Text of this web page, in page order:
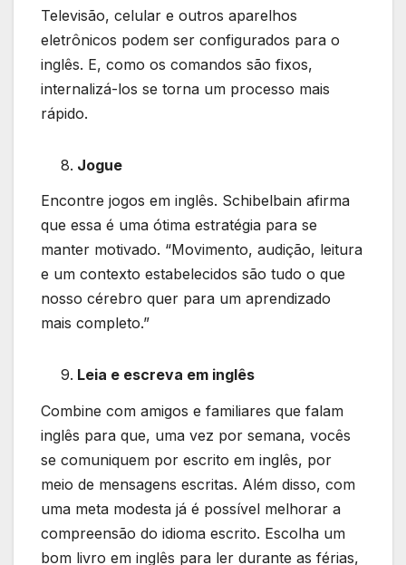
Televisão, celular e outros aparelhos
eletrônicos podem ser configurados para o
inglês. E, como os comandos são fixos,
internalizá-los se torna um processo mais
rápido.
Jogue
Encontre jogos em inglês. Schibelbain afirma
que essa é uma ótima estratégia para se
manter motivado. “Movimento, audição, leitura
e um contexto estabelecidos são tudo o que
nosso cérebro quer para um aprendizado
mais completo.”
Leia e escreva em inglês
Combine com amigos e familiares que falam
inglês para que, uma vez por semana, vocês
se comuniquem por escrito em inglês, por
meio de mensagens escritas. Além disso, com
uma meta modesta já é possível melhorar a
compreensão do idioma escrito. Escolha um
bom livro em inglês para ler durante as férias,